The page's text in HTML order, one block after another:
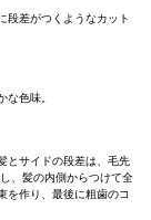
段差がつくようなカット
な色味。
とサイドの段差は、毛先
、髪の内側からつけて全
を作り、最後に粗歯のコ